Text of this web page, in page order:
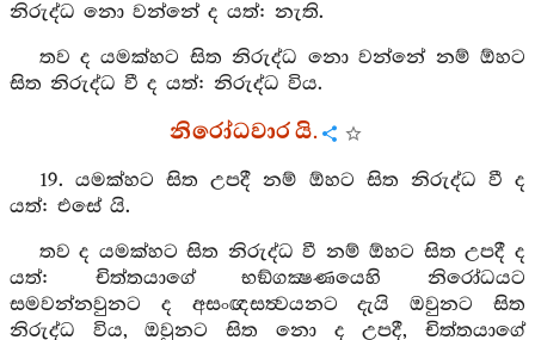
නිරුද්ධ නො වන්නේ ද යත්: නැති.
තව ද යමක්හට සිත නිරුද්ධ නො වන්නේ නම් ඕහට
සිත නිරුද්ධ වී ද යත්: නිරුද්ධ විය.
නිරෝධවාර යි.
19. යමක්හට සිත උපදී නම් ඕහට සිත නිරුද්ධ වී ද
යත්: එසේ යි.
තව ද යමක්හට සිත නිරුද්ධ වී නම් ඕහට සිත උපදී ද
යත්: චිත්තයාගේ භඞ්ගක්‍ෂණයෙහි නිරෝධයට
සමවන්නවුනට ද අසංඥසත්‍වයනට දැයි ඔවුනට සිත
නිරුද්ධ විය, ඔවුනට සිත නො ද උපදී, චිත්තයාගේ